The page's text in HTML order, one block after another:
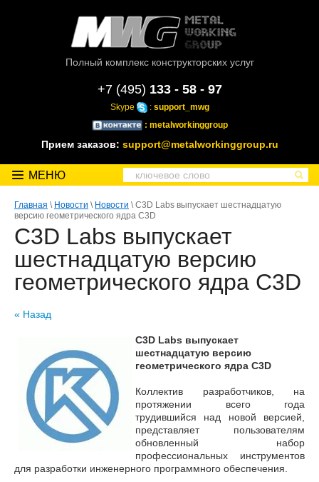
Полный комплекс конструкторских услуг
+7 (495) 133 - 58 - 97
Skype : support_mwg
: metalworkinggroup
Прием заказов: support@metalworkinggroup.ru
МЕНЮ
Главная \ Новости \ Новости \ C3D Labs выпускает шестнадцатую
версию геометрического ядра C3D
C3D Labs выпускает
шестнадцатую версию
геометрического ядра C3D
« Назад
C3D Labs выпускает
шестнадцатую версию
геометрического ядра C3D
Коллектив разработчиков, на
протяжении всего года
трудившийся над новой версией,
представляет пользователям
обновленный набор
профессиональных инструментов
для разработки инженерного программного обеспечения.